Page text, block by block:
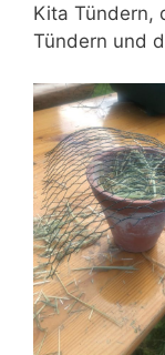
Kita Tündern,
Tündern und